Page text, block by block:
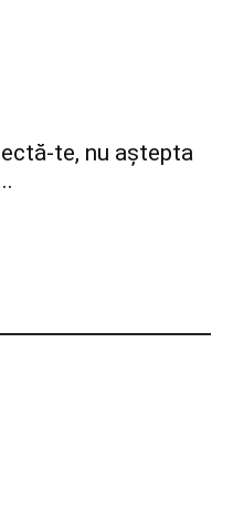
te, nu aștepta